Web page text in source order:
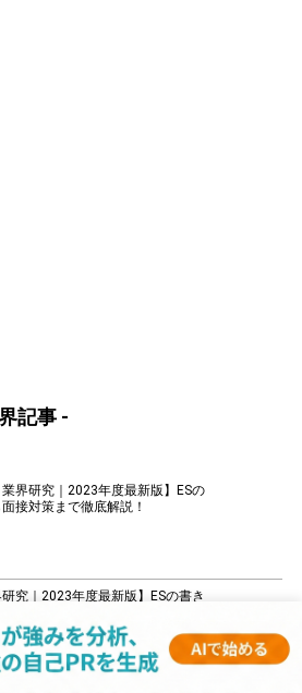
記事 -
業界研究｜2023年度最新版】ESの
接対策まで徹底解説！
研究｜2023年度最新版】ESの書き